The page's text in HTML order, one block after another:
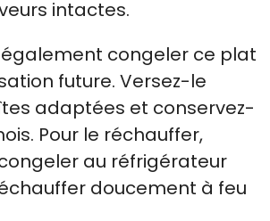
intactes.
également congeler ce plat
future. Versez-le
adaptées et conservez-
Pour le réchauffer,
au réfrigérateur
doucement à feu